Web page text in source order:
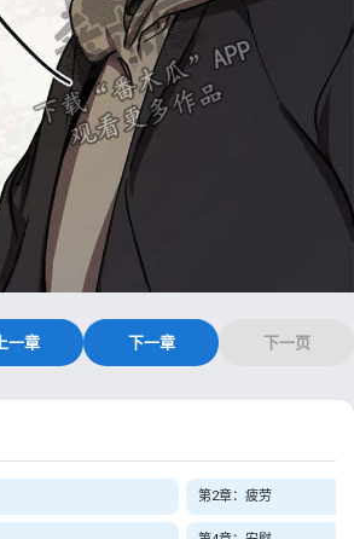
上一章 下一章 下一页
第2章：疲劳